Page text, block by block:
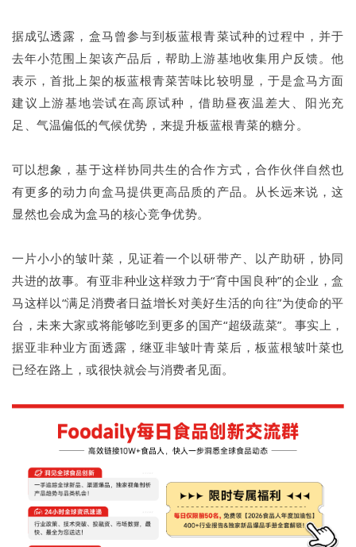
据成弘透露，盒马曾参与到板蓝根青菜试种的过程中，并于
去年小范围上架该产品后，帮助上游基地收集用户反馈。他
表示，首批上架的板蓝根青菜苦味比较明显，于是盒马方面
建议上游基地尝试在高原试种，借助昼夜温差大、阳光充
足、气温偏低的气候优势，来提升板蓝根青菜的糖分。
可以想象，基于这样协同共生的合作方式，合作伙伴自然也
有更多的动力向盒马提供更高品质的产品。从长远来说，这
显然也会成为盒马的核心竞争优势。
一片小小的皱叶菜，见证着一个以研带产、以产助研，协同
共进的故事。有亚非种业这样致力于“育中国良种”的企业，盒
马这样以“满足消费者日益增长对美好生活的向往”为使命的平
台，未来大家或将能够吃到更多的国产“超级蔬菜”。事实上，
据亚非种业方面透露，继亚非皱叶青菜后，板蓝根皱叶菜也
已经在路上，或很快就会与消费者见面。